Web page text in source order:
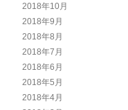
2018年10月
2018年9月
2018年8月
2018年7月
2018年6月
2018年5月
2018年4月